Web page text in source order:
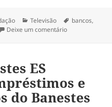
Categorias
Televisão Tags
bancos,
Deixe um comentárioem Caixa
ES
e
do Banestes